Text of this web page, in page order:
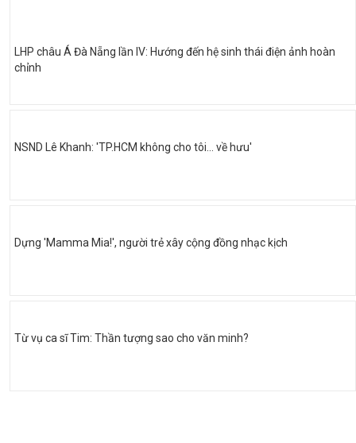
LHP châu Á Đà Nẵng lần IV: Hướng đến hệ sinh thái điện ảnh hoàn
chỉnh
NSND Lê Khanh: 'TP.HCM không cho tôi… về hưu'
Dựng 'Mamma Mia!', người trẻ xây cộng đồng nhạc kịch
Từ vụ ca sĩ Tim: Thần tượng sao cho văn minh?